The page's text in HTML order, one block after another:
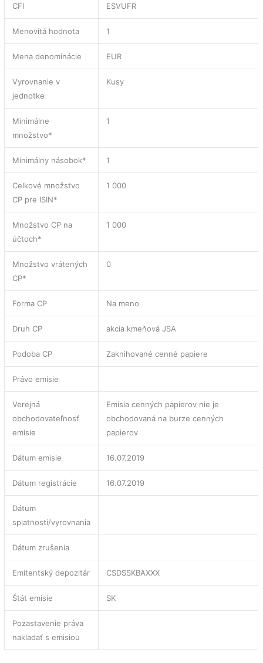
CFI ESVUFR
Menovitá hodnota 1
Mena denominácie EUR
Vyrovnanie v
jednotke
Kusy
Minimálne
množstvo*
1
Minimálny násobok* 1
Celkové množstvo
CP pre ISIN*
1 000
Množstvo CP na
účtoch*
1 000
Množstvo vrátených
CP*
0
Forma CP Na meno
Druh CP akcia kmeňová JSA
Podoba CP Zaknihované cenné papiere
Právo emisie
Verejná
obchodovateľnosť
emisie
Emisia cenných papierov nie je
obchodovaná na burze cenných
papierov
Dátum emisie 16.07.2019
Dátum registrácie 16.07.2019
Dátum
splatnosti/vyrovnania
Dátum zrušenia
Emitentský depozitár CSDSSKBAXXX
Štát emisie SK
Pozastavenie práva
nakladať s emisiou